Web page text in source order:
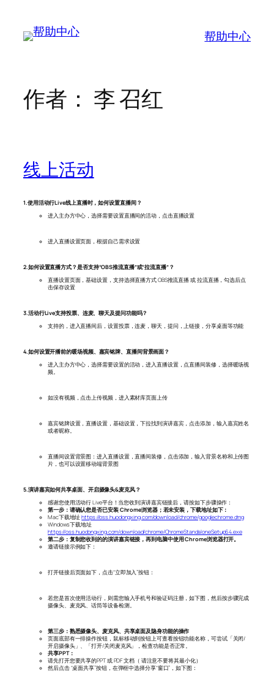
帮助中心
作者： 李 召红
线上活动
1.使用活动行Live线上直播时，如何设置直播间？
进入主办方中心，选择需要设置直播间的活动，点击直播设置
进入直播设置页面，根据自己需求设置
2.如何设置直播方式？是否支持“OBS推流直播”或“拉流直播”？
直播设置页面，基础设置，支持选择直播方式 OBS推流直播 或 拉流直播，勾选后点
击保存设置
3.活动行Live支持投票、连麦、聊天及提问功能吗？
支持的，进入直播间后，设置投票，连麦，聊天，提问，上链接，分享桌面等功能
4.如何设置开播前的暖场视频、嘉宾铭牌、直播间背景画面？
进入主办方中心，选择需要设置的活动，进入直播设置，点直播间装修，选择暖场视
频。
如没有视频，点击上传视频，进入素材库页面上传
嘉宾铭牌设置，直播设置，基础设置，下拉找到演讲嘉宾，点击添加，输入嘉宾姓名
或者昵称。
直播间设置背景图：进入直播设置，直播间装修，点击添加，输入背景名称和上传图
片，也可以设置移动端背景图
5.演讲嘉宾如何共享桌面、开启摄像头&麦克风？
感谢您使用活动行 Live平台！当您收到演讲嘉宾链接后，请按如下步骤操作：
第一步：请确认您是否已安装 Chrome浏览器；若未安装，下载地址如下：
Mac下载地址https://oss.huodongxing.com/download/chrome/googlechrome.dmg
Windows下载地址
https://oss.huodongxing.com/download/chrome/ChromeStandaloneSetup64.exe
第二步：复制您收到的的演讲嘉宾链接，再到电脑中使用Chrome浏览器打开。
邀请链接示例如下：
打开链接后页面如下，点击“立即加入”按钮：
若您是首次使用活动行，则需您输入手机号和验证码注册，如下图，然后按步骤完成
摄像头、麦克风、话筒等设备检测。
第三步：熟悉摄像头、麦克风、共享桌面及隐身功能的操作
页面底部有一排操作按钮，鼠标移动到按钮上可查看按钮功能名称，可尝试「关闭/
开启摄像头」、「打开/关闭麦克风」，检查功能是否正常。
共享PPT：
请先打开您要共享的PPT 或 PDF 文档（ 请注意不要将其最小化）
然后点击 “桌面共享”按钮，在弹框中选择分享“窗口”，如下图：